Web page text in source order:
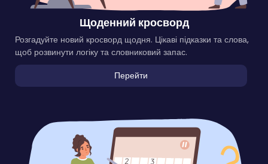
Щоденний кросворд
Розгадуйте новий кросворд щодня. Цікаві підказки та слова,
щоб розвинути логіку та словниковий запас.
Перейти